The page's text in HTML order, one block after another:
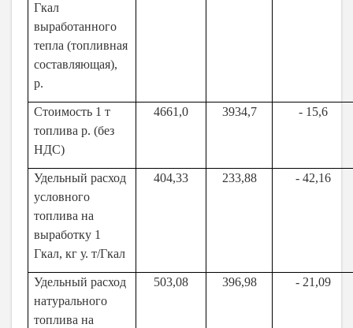
Гкал
выработанного
тепла (топливная
составляющая),
р.
Стоимость 1 т
топлива р. (без
НДС)
4661,0 3934,7 - 15,6
Удельный расход
условного
топлива на
выработку 1
Гкал, кг у. т/Гкал
404,33 233,88 - 42,16
Удельный расход
натурального
топлива на
503,08 396,98 - 21,09